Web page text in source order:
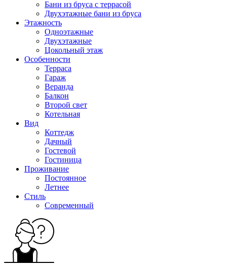
Бани из бруса с террасой
Двухэтажные бани из бруса
Этажность
Одноэтажные
Двухэтажные
Цокольный этаж
Особенности
Терраса
Гараж
Веранда
Балкон
Второй свет
Котельная
Вид
Коттедж
Дачный
Гостевой
Гостиница
Проживание
Постоянное
Летнее
Стиль
Современный